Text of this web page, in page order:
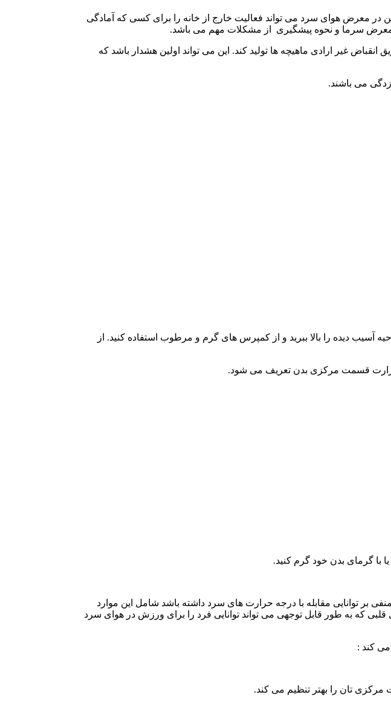
معرض هوای سرد می تواند فعالیت خارج از خانه را برای کسی که آمادگی
معرض سرما و نحوه پیشگیری از مشکلات مهم می باشد.
غیر ارادی ماهیچه ها تولید کند. این می تواند اولین هشدار باشد که
می باشند.
آسیب دیده را بالا ببرید و از کمپرس های گرم و مرطوب استفاده کنید. از
قسمت مرکزی بدن تعریف می شود.
با گرمای بدن خود گرم کنید.
بر توانایی مقابله با درجه حرارت های سرد داشته باشد شامل این موارد
که به طور قابل توجهی می تواند توانایی فرد را برای ورزش در هوای سرد
می کند :
تان را بهتر تنظیم می کند.